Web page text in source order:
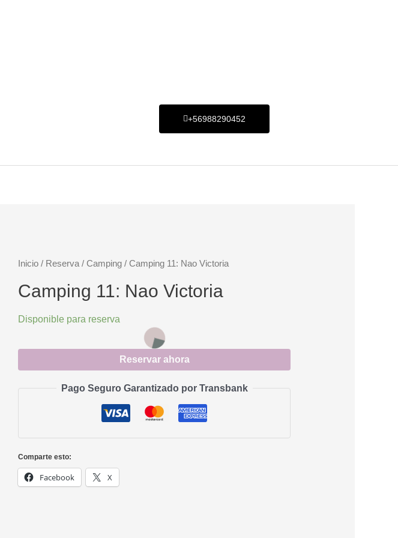
+56988290452
Inicio / Reserva /Camping / Camping 11: Nao Victoria
Camping 11: Nao Victoria
Disponible para reserva
Camping
Nao
Reservar ahora
Pago Seguro Garantizado por Transbank
Comparte esto:
Facebook X